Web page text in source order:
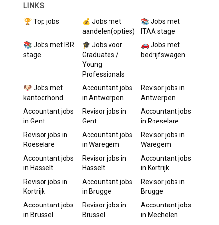
LINKS
🏆 Top jobs
💰 Jobs met
aandelen(opties)
📚 Jobs met
ITAA stage
📚 Jobs met IBR
stage
🎓 Jobs voor
Graduates /
Young
Professionals
🚗 Jobs met
bedrijfswagen
🐶 Jobs met
kantoorhond
Accountantjobs
in Antwerpen
Revisorjobs in
Antwerpen
Accountantjobs
in Gent
Revisorjobs in
Gent
Accountantjobs
in Roeselare
Revisorjobs in
Roeselare
Accountantjobs
in Waregem
Revisorjobs in
Waregem
Accountantjobs
in Hasselt
Revisorjobs in
Hasselt
Accountantjobs
in Kortrijk
Revisorjobs in
Kortrijk
Accountantjobs
in Brugge
Revisorjobs in
Brugge
Accountantjobs
in Brussel
Revisorjobs in
Brussel
Accountantjobs
in Mechelen